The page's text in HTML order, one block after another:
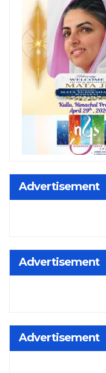
Advertisement
Advertisement
Advertisement